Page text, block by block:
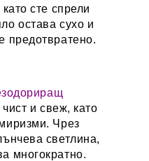
сте спрели
остава сухо и
предотвратено.
и свеж, като
Чрез
светлина,
многократно.